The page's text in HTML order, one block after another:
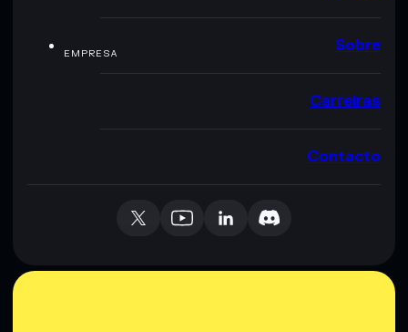
EMPRESA Sobre
Carreiras
Contacto